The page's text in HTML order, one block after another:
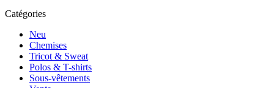
Catégories
Neu
Chemises
Tricot & Sweat
Polos & T-shirts
Sous-vêtements